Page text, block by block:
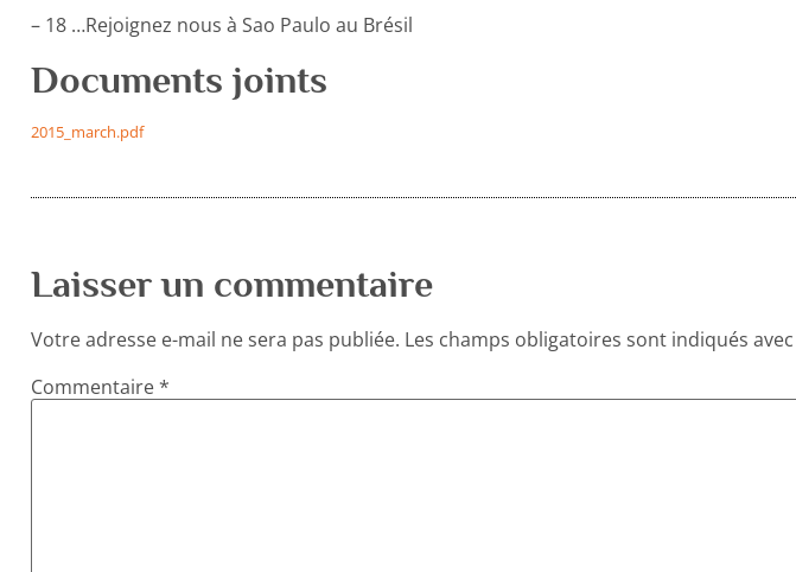
– 18 …Rejoignez nous à Sao Paulo au Brésil
Documents joints
2015_march.pdf
Laisser un commentaire
Votre adresse e-mail ne sera pas publiée. Les champs obligatoires sont indiqués avec
Commentaire*